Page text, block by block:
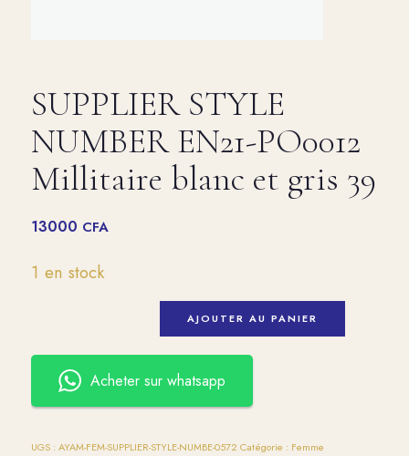
SUPPLIER STYLE
NUMBER EN21-PO0012
Millitaire blanc et gris 39
13000 CFA
1 en stock
AJOUTER AU PANIER
Acheter sur whatsapp
UGS : AYAM-FEM-SUPPLIER-STYLE-NUMBE-0572 Catégorie : Femme